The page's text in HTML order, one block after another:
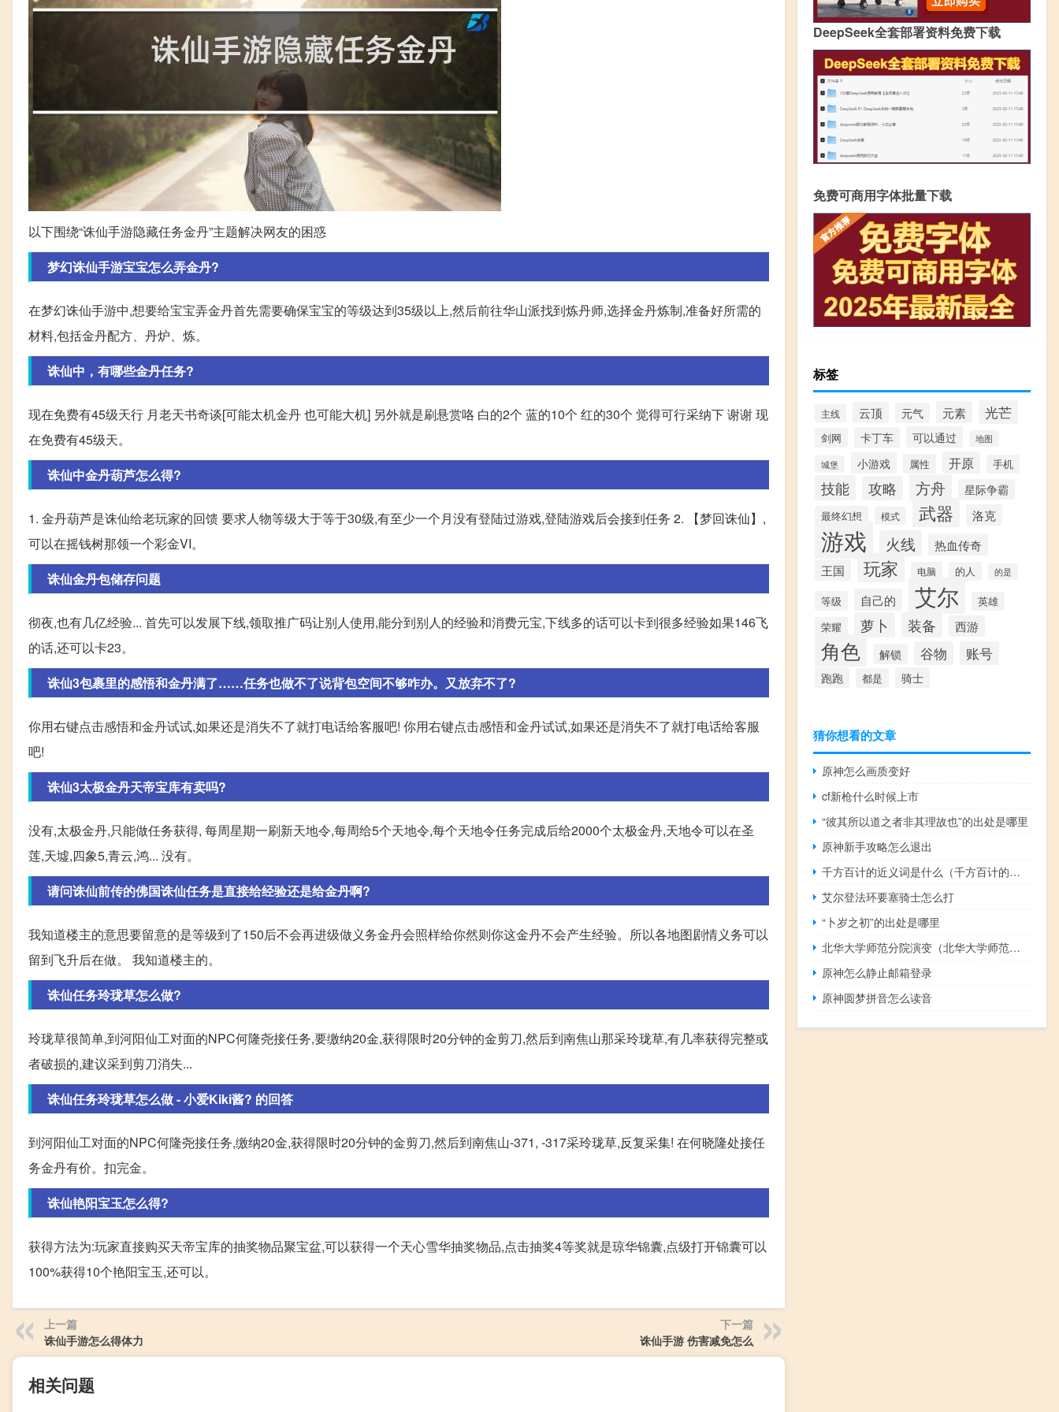
以下围绕“诛仙手游隐藏任务金丹”主题解决网友的困惑
梦幻诛仙手游宝宝怎么弄金丹?
在梦幻诛仙手游中,想要给宝宝弄金丹首先需要确保宝宝的等级达到35级以上,然后前往华山派找到炼丹师,选择金丹炼制,准备好所需的
材料,包括金丹配方、丹炉、炼。
诛仙中，有哪些金丹任务?
现在免费有45级天行 月老天书奇谈[可能太机金丹 也可能大机] 另外就是刷悬赏咯 白的2个 蓝的10个 红的30个 觉得可行采纳下 谢谢 现
在免费有45级天。
诛仙中金丹葫芦怎么得?
1. 金丹葫芦是诛仙给老玩家的回馈 要求人物等级大于等于30级,有至少一个月没有登陆过游戏,登陆游戏后会接到任务 2. 【梦回诛仙】,
可以在摇钱树那领一个彩金VI。
诛仙金丹包储存问题
彻夜,也有几亿经验... 首先可以发展下线,领取推广码让别人使用,能分到别人的经验和消费元宝,下线多的话可以卡到很多经验如果146飞
的话,还可以卡23。
诛仙3包裹里的感悟和金丹满了……任务也做不了说背包空间不够咋办。又放弃不了?
你用右键点击感悟和金丹试试,如果还是消失不了就打电话给客服吧! 你用右键点击感悟和金丹试试,如果还是消失不了就打电话给客服
吧!
诛仙3太极金丹天帝宝库有卖吗?
没有,太极金丹,只能做任务获得, 每周星期一刷新天地令,每周给5个天地令,每个天地令任务完成后给2000个太极金丹,天地令可以在圣
莲,天墟,四象5,青云,鸿... 没有。
请问诛仙前传的佛国诛仙任务是直接给经验还是给金丹啊?
我知道楼主的意思要留意的是等级到了150后不会再进级做义务金丹会照样给你然则你这金丹不会产生经验。所以各地图剧情义务可以
留到飞升后在做。 我知道楼主的。
诛仙任务玲珑草怎么做?
玲珑草很简单,到河阳仙工对面的NPC何隆尧接任务,要缴纳20金,获得限时20分钟的金剪刀,然后到南焦山那采玲珑草,有几率获得完整或
者破损的,建议采到剪刀消失...
诛仙任务玲珑草怎么做 - 小爱Kiki酱? 的回答
到河阳仙工对面的NPC何隆尧接任务,缴纳20金,获得限时20分钟的金剪刀,然后到南焦山-371, -317采玲珑草,反复采集! 在何晓隆处接任
务金丹有价。扣完金。
诛仙艳阳宝玉怎么得?
获得方法为:玩家直接购买天帝宝库的抽奖物品聚宝盆,可以获得一个天心雪华抽奖物品,点击抽奖4等奖就是琼华锦囊,点级打开锦囊可以
100%获得10个艳阳宝玉,还可以。
上一篇
诛仙手游怎么得体力
下一篇
诛仙手游 伤害减免怎么
相关问题
DeepSeek全套部署资料免费下载
免费可商用字体批量下载
标签
主线 云顶 元气 元素 光芒
剑网 卡丁车 可以通过 地图
城堡 小游戏 属性 开原 手机
技能 攻略 方舟 星际争霸
最终幻想 模式 武器 洛克
游戏 火线 热血传奇
王国 玩家 电脑 的人 的是
等级 自己的 艾尔 英雄
荣耀 萝卜 装备 西游
角色 解锁 谷物 账号
跑跑 都是 骑士
猜你想看的文章
原神怎么画质变好
cf新枪什么时候上市
“彼其所以道之者非其理故也”的出处是哪里
原神新手攻略怎么退出
千方百计的近义词是什么（千方百计的近义词）
艾尔登法环要塞骑士怎么打
“卜岁之初”的出处是哪里
北华大学师范分院演变（北华大学师范分院）
原神怎么静止邮箱登录
原神圆梦拼音怎么读音